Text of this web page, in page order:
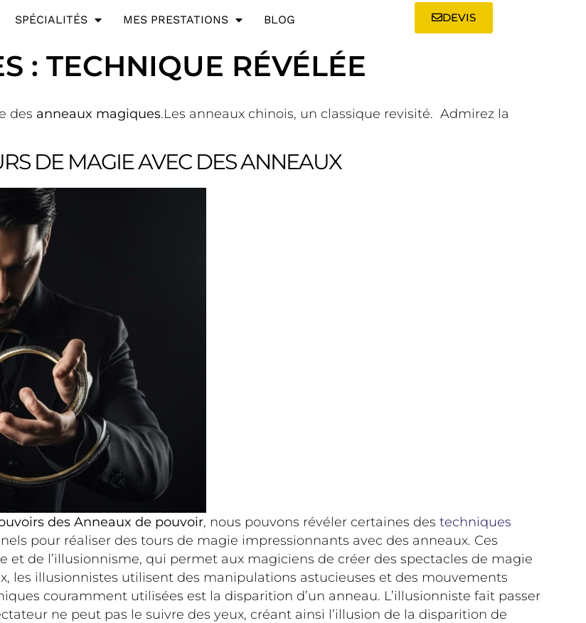
SPÉCIALITÉS MES PRESTATIONS BLOG DEVIS
: TECHNIQUE RÉVÉLÉE
des anneaux magiques.Les anneaux chinois, un classique revisité. Admirez la
DE MAGIE AVEC DES ANNEAUX
des Anneaux de pouvoir, nous pouvons révéler certaines des techniques
pour réaliser des tours de magie impressionnants avec des anneaux. Ces
de l’illusionnisme, qui permet aux magiciens de créer des spectacles de magie
les illusionnistes utilisent des manipulations astucieuses et des mouvements
couramment utilisées est la disparition d’un anneau. L’illusionniste fait passer
ne peut pas le suivre des yeux, créant ainsi l’illusion de la disparition de